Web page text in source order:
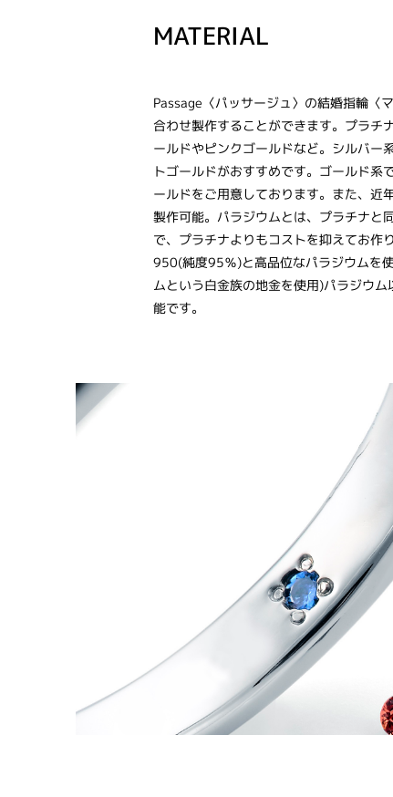
MATERIAL
Passage〈パッサージュ〉の結婚指輪〈
合わせ製作することができます。プラチ
ールドやピンクゴールドなど。シルバー
トゴールドがおすすめです。ゴールド系
ールドをご用意しております。また、近
製作可能。パラジウムとは、プラチナと
で、プラチナよりもコストを抑えてお作
950(純度95％)と高品位なパラジウムを
ムという白金族の地金を使用)パラジウ
能です。